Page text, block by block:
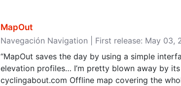
MapOut
Navegación Navigation | First release: May 03,
“MapOut saves the day by using a simple
elevation profiles… I’m pretty blown away by
cyclingabout.com Offline map covering the